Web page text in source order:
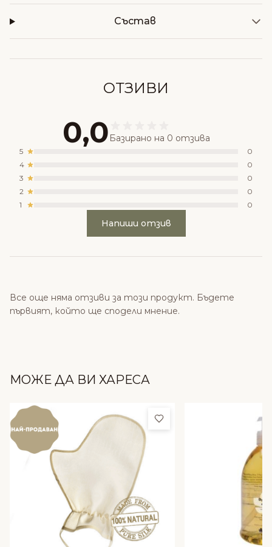
Състав
ОТЗИВИ
0,0 Базирано на 0 отзива
5
0
4
0
3
0
2
0
1
0
Напиши отзив
Все още няма отзиви за този продукт. Бъдете
първият, който ще сподели мнение.
МОЖЕ ДА ВИ ХАРЕСА
Добави в любими